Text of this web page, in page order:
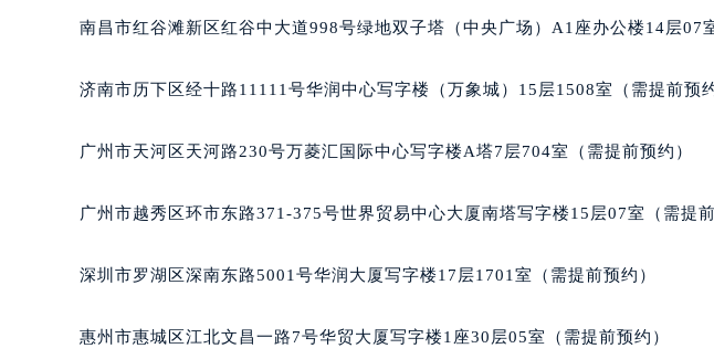
唐山市路南区新华东道100号万达广场写字楼A座10层1002室（
内蒙古自治区呼和浩特市玉泉区大学西街70号华润万象城写字楼
重庆市解放碑渝中区民权路28号英利国际金融中心写字楼20层01
黑龙江省鹤岗市向阳区红军路百达翡丽售后服务中心（需提前预
黑龙江省鸡西市鸡冠区红军路百达翡丽售后服务中心（需提前预约
黑龙江省牡丹江市东安区太平路百达翡丽售后服务中心（需提前预
南昌市红谷滩新区红谷中大道998号绿地双子塔（中央广场）A1座办公楼14层07
济南市历下区经十路11111号华润中心写字楼（万象城）15层1508室（需提前预约
广州市天河区天河路230号万菱汇国际中心写字楼A塔7层704室（需提前预约）
广州市越秀区环市东路371-375号世界贸易中心大厦南塔写字楼15层07室（需提前
深圳市罗湖区深南东路5001号华润大厦写字楼17层1701室（需提前预约）
惠州市惠城区江北文昌一路7号华贸大厦写字楼1座30层05室（需提前预约）